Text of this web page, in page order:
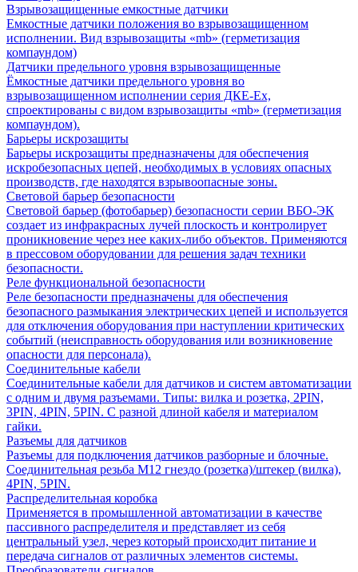
Взрывозащищенные емкостные датчики
Емкостные датчики положения во взрывозащищенном
исполнении. Вид взрывозащиты «mb» (герметизация
компаундом)
Датчики предельного уровня взрывозащищенные
Ёмкостные датчики предельного уровня во
взрывозащищенном исполнении серия ДКЕ-Ех,
спроектированы с видом взрывозащиты «mb» (герметизация
компаундом).
Барьеры искрозащиты
Барьеры искрозащиты предназначены для обеспечения
искробезопасных цепей, необходимых в условиях опасных
производств, где находятся взрывоопасные зоны.
Световой барьер безопасности
Световой барьер (фотобарьер) безопасности серии ВБО-ЭК
создает из инфракрасных лучей плоскость и контролирует
проникновение через нее каких-либо объектов. Применяются
в прессовом оборудовании для решения задач техники
безопасности.
Реле функциональной безопасности
Реле безопасности предназначены для обеспечения
безопасного размыкания электрических цепей и используется
для отключения оборудования при наступлении критических
событий (неисправность оборудования или возникновение
опасности для персонала).
Соединительные кабели
Соединительные кабели для датчиков и систем автоматизации
с одним и двумя разъемами. Типы: вилка и розетка, 2PIN,
3PIN, 4PIN, 5PIN. С разной длиной кабеля и материалом
гайки.
Разъемы для датчиков
Разъемы для подключения датчиков разборные и блочные.
Соединительная резьба М12 гнездо (розетка)/штекер (вилка),
4PIN, 5PIN.
Распределительная коробка
Применяется в промышленной автоматизации в качестве
пассивного распределителя и представляет из себя
центральный узел, через который происходит питание и
передача сигналов от различных элементов системы.